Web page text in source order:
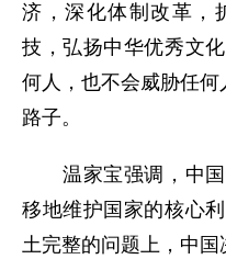
济，深化体制改革，
技，弘扬中华优秀文
何人，也不会威胁任何
路子。
温家宝强调，中国
移地维护国家的核心
土完整的问题上，中国